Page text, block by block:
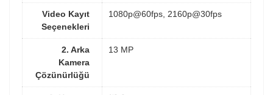
Video Kayıt
Seçenekleri
1080p@60fps, 2160p@30fps
2. Arka
Kamera
Çözünürlüğü
13 MP